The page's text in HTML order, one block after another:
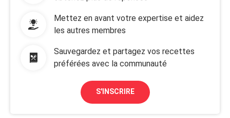
Mettez en avant votre expertise et aidez
les autres membres
Sauvegardez et partagez vos recettes
préférées avec la communauté
S'INSCRIRE